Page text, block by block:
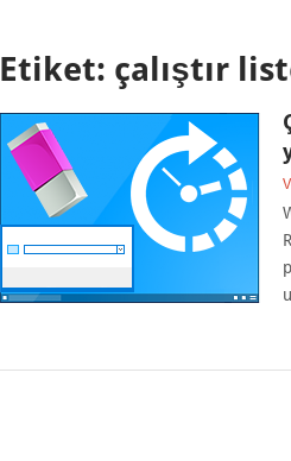
Etiket: çalıştır